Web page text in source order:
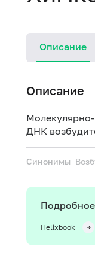
Описание
Описание
ДНК
Синонимы
Helixbook